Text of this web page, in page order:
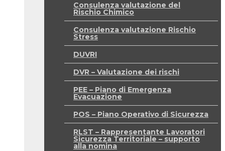
Consulenza valutazione del
Rischio Chimico
Consulenza valutazione Rischio
Stress
DUVRI
DVR – Valutazione dei rischi
PEE – Piano di Emergenza
Evacuazione
POS – Piano Operativo di Sicurezza
RLST – Rappresentante Lavoratori
Sicurezza Territoriale – supporto
alla nomina